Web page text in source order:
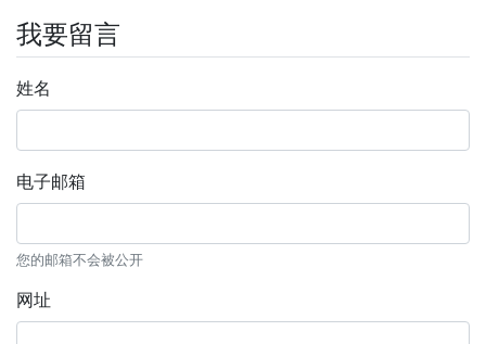
我要留言
姓名
电子邮箱
您的邮箱不会被公开
网址